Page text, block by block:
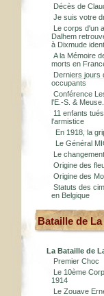
Décès de
Je suis votre
Le corps d'un
Dalhem
à Dixmude
A la Mémoire
morts en
Derniers jours
occupants
Conférence
l'E.-S. & Meuse.
11 enfants
l'armistice
En 1918, la
Le Général
Le
Origine des
Origine des
Statuts des
en Belgique
Bataille de
La Bataille de
Premier Choc
Le 10ème
1914
Le Zouave